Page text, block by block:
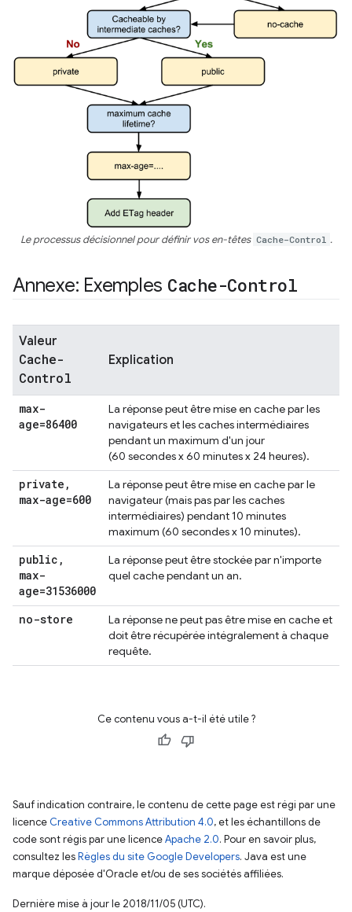
Le processus décisionnel pour définir vos en-têtes Cache-Control .
Annexe: Exemples Cache-Control
Valeur
Cache-
Control
Explication
max-
age=86400
La réponse peut être mise en cache par les
navigateurs et les caches intermédiaires
pendant un maximum d'un jour
(60 secondes x 60 minutes x 24 heures).
private ,
max-age=600
La réponse peut être mise en cache par le
navigateur (mais pas par les caches
intermédiaires) pendant 10 minutes
maximum (60 secondes x 10 minutes).
public ,
max-
age=31536000
La réponse peut être stockée par n'importe
quel cache pendant un an.
no-store
La réponse ne peut pas être mise en cache et
doit être récupérée intégralement à chaque
requête.
Ce contenu vous a-t-il été utile ?
Sauf indication contraire, le contenu de cette page est régi par une
licence Creative Commons Attribution 4.0, et les échantillons de
code sont régis par une licenceApache 2.0. Pour en savoir plus,
consultez lesRègles du site Google Developers. Java est une
marque déposée d'Oracle et/ou de ses sociétés affiliées.
Dernière mise à jour le 2018/11/05 (UTC).